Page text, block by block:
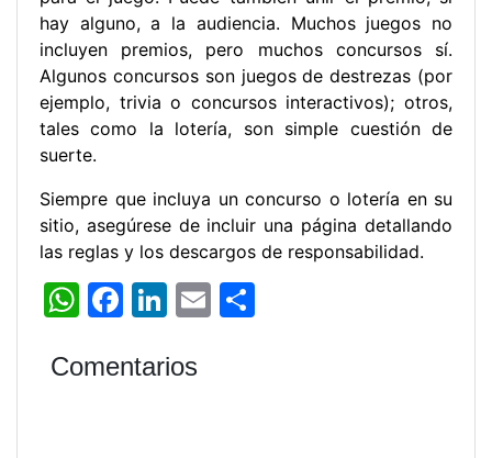
hay alguno, a la audiencia. Muchos juegos no
incluyen premios, pero muchos concursos sí.
Algunos concursos son juegos de destrezas (por
ejemplo, trivia o concursos interactivos); otros,
tales como la lotería, son simple cuestión de
suerte.
Siempre que incluya un concurso o lotería en su
sitio, asegúrese de incluir una página detallando
las reglas y los descargos de responsabilidad.
W
at
F
c
Li
k
E
Comentarios